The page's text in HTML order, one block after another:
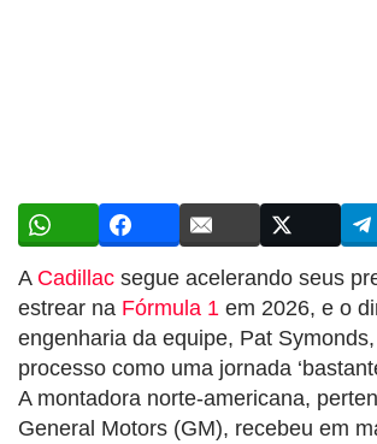
A Cadillac segue acelerando seus
estrear na Fórmula 1 em 2026, e o
engenharia da equipe, Pat
processo como uma jornada
A montadora norte-americana,
General Motors (GM), recebeu em